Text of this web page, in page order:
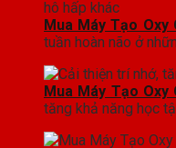
Mua Máy Tạo Oxy
tuần hoàn não ở
Mua Máy Tạo Oxy
tăng khả năng học